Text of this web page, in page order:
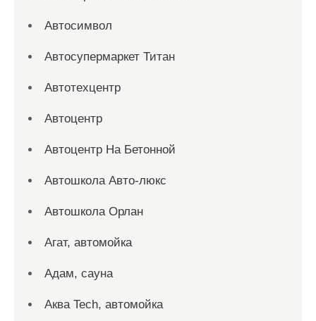
Автосимвол
Автосупермаркет Титан
Автотехцентр
Автоцентр
Автоцентр На Бетонной
Автошкола Авто-люкс
Автошкола Орлан
Агат, автомойка
Адам, сауна
Аква Tech, автомойка